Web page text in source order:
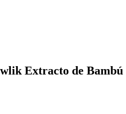
Extracto de Bambú